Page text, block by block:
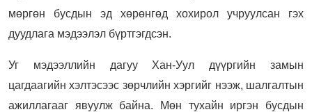
мөргөн бусдын эд хөрөнгөд хохирол учруулсан гэх
дуудлага мэдээлэл бүртгэгдсэн.
Уг мэдээллийн дагуу Хан-Уул дүүргийн замын
цагдаагийн хэлтэсээс зөрчлийн хэргийг нээж, шалгалтын
ажиллагааг явуулж байна. Мөн тухайн иргэн бусдын